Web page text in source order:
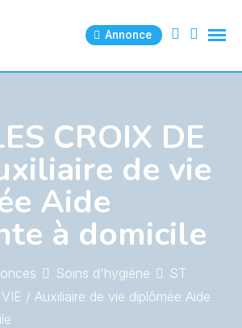
Annonce
CROIX DE
de vie
Aide
à domicile
Soins d'hygiène
ST
/ Auxiliaire de vie diplômée Aide